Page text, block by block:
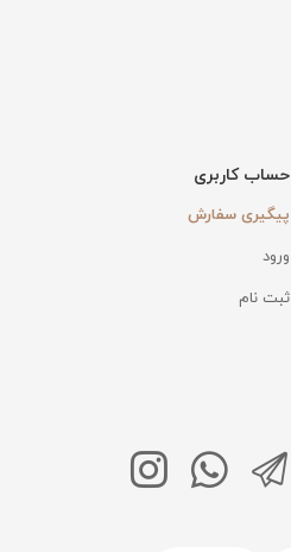
حساب کاربری
پیگیری سفارش
ورود
ثبت نام